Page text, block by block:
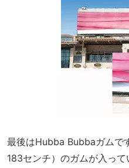
最後はHubba Bubbaガムで
183センチ）のガムが入っ